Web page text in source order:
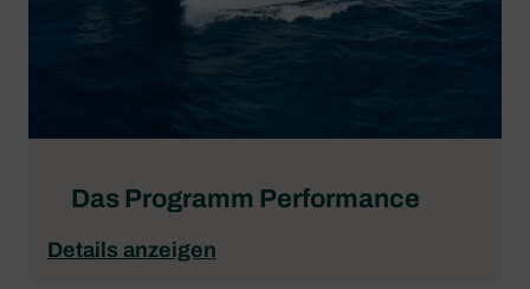
Das Programm Performance
Details anzeigen